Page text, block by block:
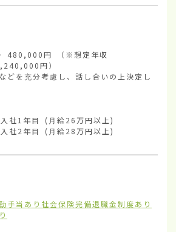
480,000円 （※想定年収
円）
どを充分考慮し、話し合いの上決定し
社1年目 (月給26万円以上)
社2年目 (月給28万円以上)
手当あり 社会保険完備退職金制度あり